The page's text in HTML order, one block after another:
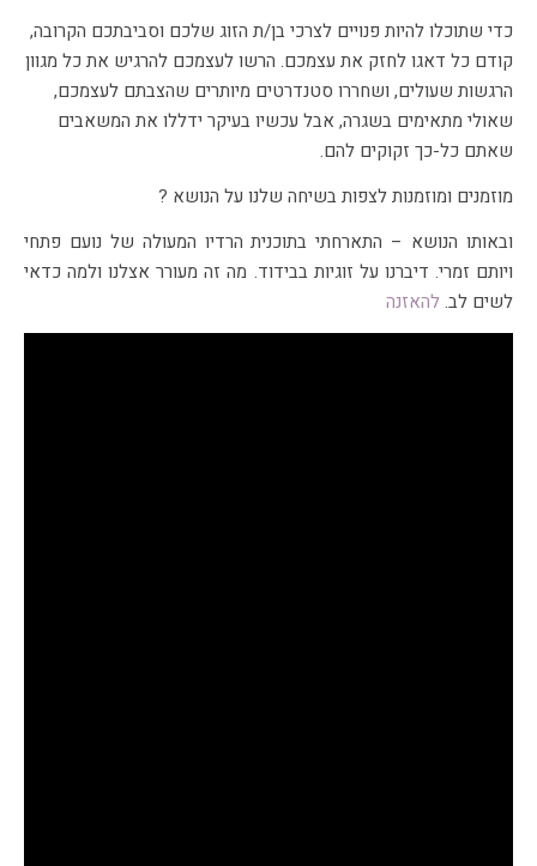
כדי שתוכלו להיות פנויים לצרכי בן/ת הזוג שלכם וסביבתכם הקרובה,
קודם כל דאגו לחזק את עצמכם. הרשו לעצמכם להרגיש את כל מגוון
הרגשות שעולים, ושחררו סטנדרטים מיותרים שהצבתם לעצמכם,
שאולי מתאימים בשגרה, אבל עכשיו בעיקר ידללו את המשאבים
שאתם כל-כך זקוקים להם.
מוזמנים ומוזמנות לצפות בשיחה שלנו על הנושא ?
ובאותו הנושא – התארחתי בתוכנית הרדיו המעולה של נועם פתחי
ויותם זמרי. דיברנו על זוגיות בבידוד. מה זה מעורר אצלנו ולמה כדאי
לשים לב.להאזנה